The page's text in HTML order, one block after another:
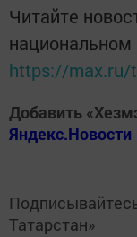
Читайте
https://max.ru/
Добавить
Яндекс.Новости
Татарстан»